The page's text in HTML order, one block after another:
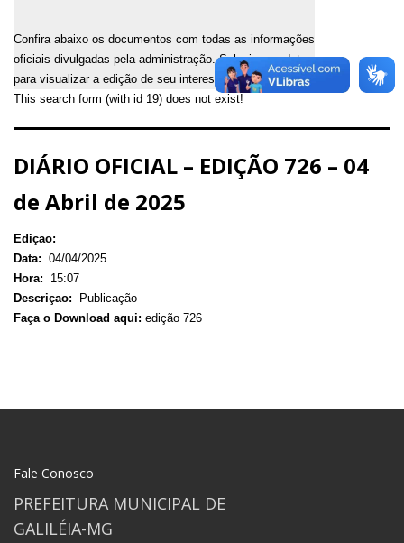
Confira abaixo os documentos com todas as informações
oficiais divulgadas pela administração. Selecione a data
para visualizar a edição de seu interesse.
This search form (with id 19) does not exist!
DIÁRIO OFICIAL – EDIÇÃO 726 – 04
de Abril de 2025
Ediçao:
Data: 04/04/2025
Hora:
15:07
Descriçao:
Publicação
Faça o Download aqui: edição 726
Fale Conosco
PREFEITURA MUNICIPAL DE
GALILÉIA-MG